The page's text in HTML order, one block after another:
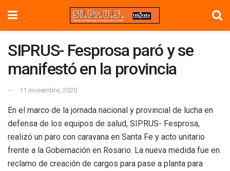
SIPRUS- Fesprosa paró y se
manifestó en la provincia
11 noviembre, 2020
En el marco de la jornada nacional y provincial de lucha en
defensa de los equipos de salud, SIPRUS- Fesprosa,
realizó un paro con caravana en Santa Fe y acto unitario
frente a la Gobernación en Rosario. La nueva medida fue en
reclamo de creación de cargos para pase a planta para